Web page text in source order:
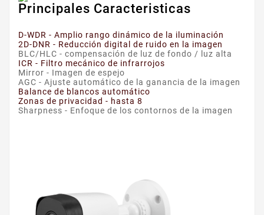
Principales Caracteristicas
D-WDR - Amplio rango dinámico de la iluminación
2D-DNR - Reducción digital de ruido en la imagen
BLC/HLC - compensación de luz de fondo / luz alta
ICR - Filtro mecánico de infrarrojos
Mirror - Imagen de espejo
AGC - Ajuste automático de la ganancia de la imagen
Balance de blancos automático
Zonas de privacidad - hasta 8
Sharpness - Enfoque de los contornos de la imagen